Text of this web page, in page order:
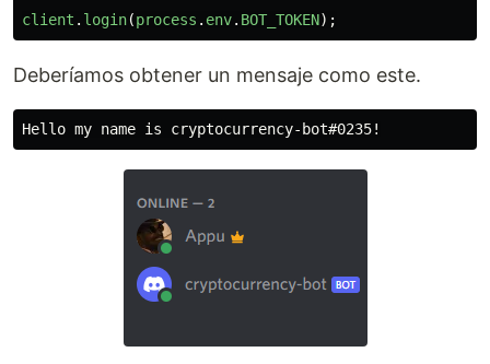
client . login(process . env. BOT_TOKEN);
Deberíamos obtener un mensaje como este.
Hello my name is cryptocurrency-bot#